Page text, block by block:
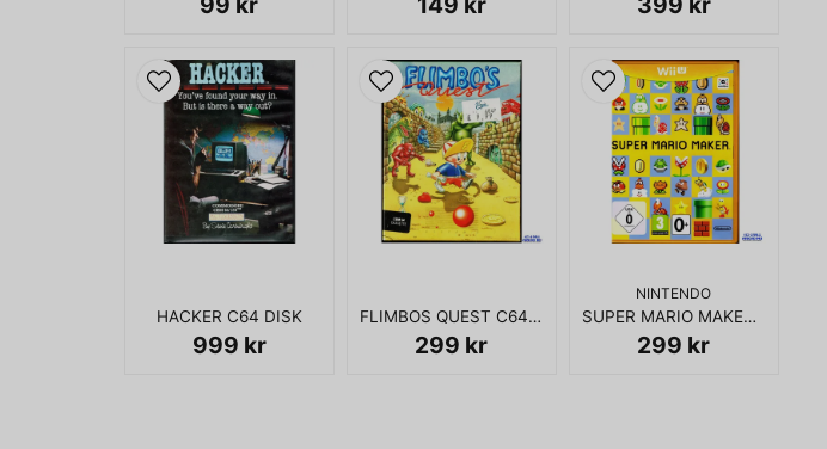
HACKER C64 DISK
999 kr
FLIMBOS QUEST C64 KASSETT
299 kr
NINTENDO
SUPER MARIO MAKER WII U
299 kr